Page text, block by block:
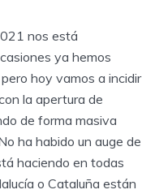
nos está
ya hemos
hoy vamos a incidir
la apertura de
de forma masiva
ha habido un auge de
haciendo en todas
o Cataluña están